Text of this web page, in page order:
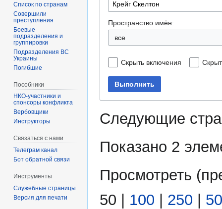
Пространство имён:
все
Скрыть включения
Выполнить
Следующие
Показано 2
Просмотреть (
50 | 100 | 250 |
Список по странам
Совершили
преступления
Боевые
подразделения и
группировки
Подразделения ВС
Украины
Погибшие
Пособники
спонсоры конфликта
‏‎Вербовщики
Инструкторы
Связаться с нами
Телеграм канал
Бот обратной связи
Инструменты
Служебные страницы
Версия для печати